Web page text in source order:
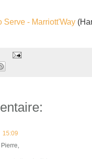
Serve - Marriott'Way
15:09